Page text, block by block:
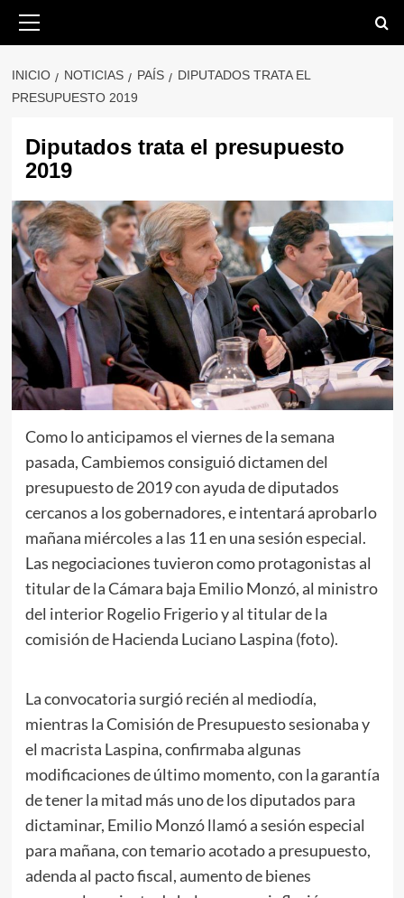
Saltar
primario
INICIO NOTICIAS PAÍS
DIPUTADOS TRATA EL
PRESUPUESTO 2019
Diputados trata el presupuesto
2019
Como lo anticipamos el viernes de la semana
pasada, Cambiemos consiguió dictamen del
presupuesto de 2019 con ayuda de diputados
cercanos a los gobernadores, e intentará aprobarlo
mañana miércoles a las 11 en una sesión especial.
Las negociaciones tuvieron como protagonistas al
titular de la Cámara baja Emilio Monzó, al ministro
del interior Rogelio Frigerio y al titular de la
comisión de Hacienda Luciano Laspina (foto).
La convocatoria surgió recién al mediodía,
mientras la Comisión de Presupuesto sesionaba y
el macrista Laspina, confirmaba algunas
modificaciones de último momento, con la garantía
de tener la mitad más uno de los diputados para
dictaminar, Emilio Monzó llamó a sesión especial
para mañana, con temario acotado a presupuesto,
adenda al pacto fiscal, aumento de bienes